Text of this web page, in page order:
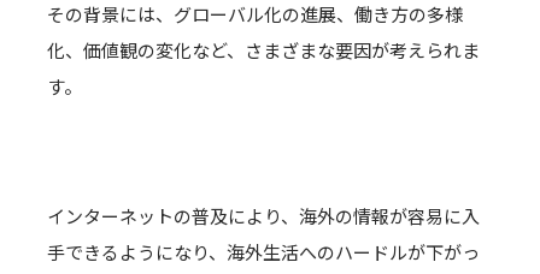
その背景には、グローバル化の進展、働き方の多様
化、価値観の変化など、さまざまな要因が考えられま
す。
インターネットの普及により、海外の情報が容易に入
手できるようになり、海外生活へのハードルが下がっ